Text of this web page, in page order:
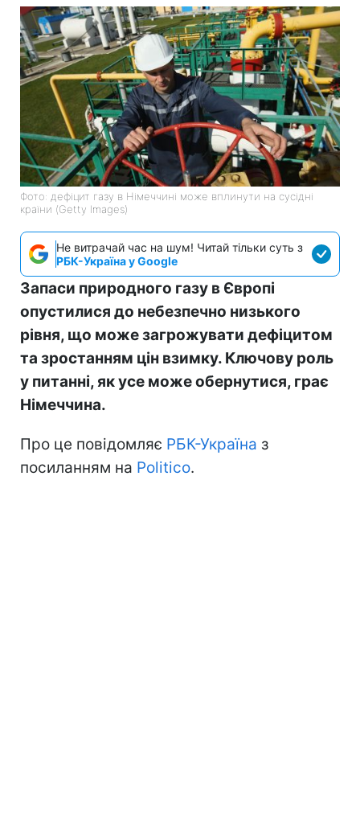
Фото: дефіцит газу в Німеччині може вплинути на сусідні
країни (Getty Images)
Не витрачай час на шум! Читай тільки суть з
РБК-Україна у Google
Запаси природного газу в Європі
опустилися до небезпечно низького
рівня, що може загрожувати дефіцитом
та зростанням цін взимку. Ключову роль
у питанні, як усе може обернутися, грає
Німеччина.
Про це повідомляє РБК-Україна з
посиланням на Politico.